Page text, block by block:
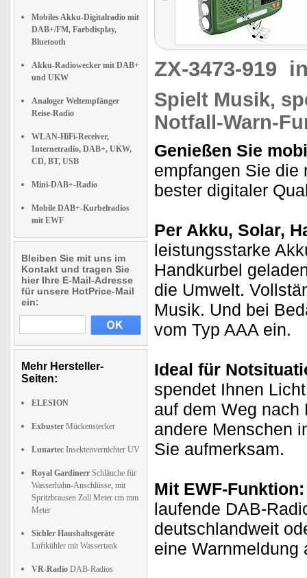
Mobiles Akku-Digitalradio mit
DAB+/FM, Farbdisplay,
Bluetooth
Akku-Radiowecker mit DAB+
und UKW
Analoger Weltempfänger
Reise-Radio
WLAN-HiFi-Receiver,
Internetradio, DAB+, UKW,
CD, BT, USB
Mini-DAB+-Radio
Mobile DAB+-Kurbelradios
mit EWF
Bleiben Sie mit uns im
Kontakt und tragen Sie
hier Ihre E-Mail-Adresse
für unsere HotPrice-Mail
ein:
Mehr Hersteller-
Seiten:
ELESION
Exbuster Mückenstecker
Lunartec Insektenvernichter UV
Royal Gardineer Schläuche für
Wasserhahn-Anschlüsse, mit
Spritzbrausen Zoll Meter cm mm
Meter
Sichler Haushaltsgeräte
Luftkühler mit Wassertank
VR-Radio DAB-Radios
ZX-3473-919
Spielt Musik,
Notfall-Warn-
Genießen Sie
empfangen Sie die
bester digitaler
Per Akku, Solar,
leistungsstarke
Handkurbel
die Umwelt.
Musik. Und bei
vom Typ AAA ein.
Ideal für
spendet Ihnen
auf dem Weg nach
andere Menschen
Sie aufmerksam.
Mit EWF-Funktion:
laufende DAB-
deutschlandweit
eine Warnmeldung